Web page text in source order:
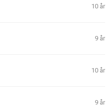
10 år
9 år
10 år
9 år